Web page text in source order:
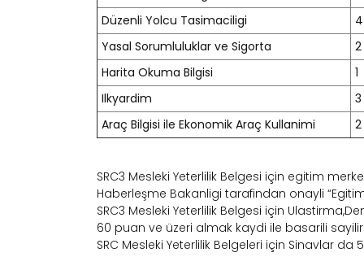
Düzenli Yolcu Tasimaciligi
4
Yasal Sorumluluklar ve Sigorta
2
Harita Okuma Bilgisi
1
Ilkyardim
3
Araç Bilgisi ile Ekonomik Araç Kullanimi
2
SRC3 Mesleki Yeterlilik Belgesi için egitim
Haberleşme Bakanligi tarafindan onayli
SRC3 Mesleki Yeterlilik Belgesi için
60 puan ve üzeri almak kaydi ile basarili
SRC Mesleki Yeterlilik Belgeleri için Sinavlar